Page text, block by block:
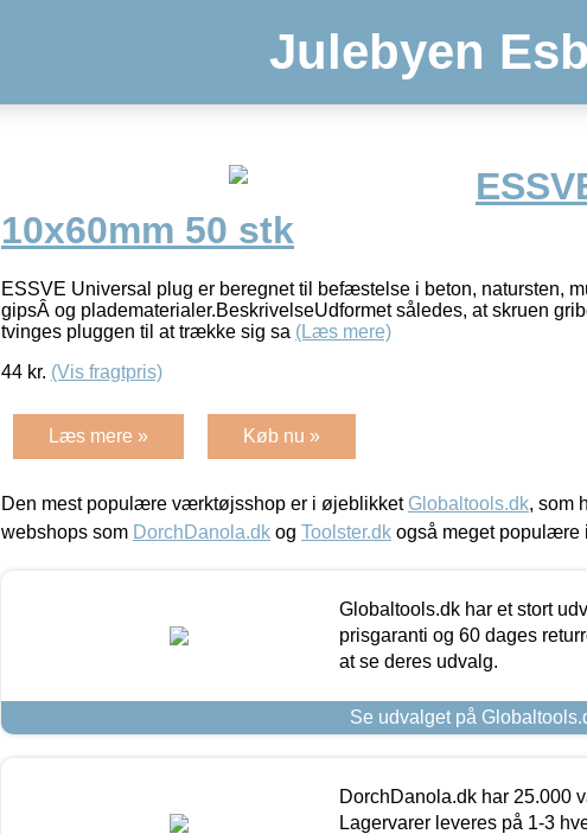
Julebyen
10x60mm 50 stk
ESSVE Universal plug er beregnet til befæstelse i beton, natursten,
gipsÂ og pladematerialer.BeskrivelseUdformet således, at skruen
tvinges pluggen til at trække sig sa (Læs mere)
44 kr. (Vis fragtpris)
Læs mere » Køb nu »
Den mest populære værktøjsshop er i øjeblikket Globaltools.dk, som
webshops som DorchDanola.dk og Toolster.dk også meget populære
Globaltools.dk har et stort
prisgaranti og 60 dages
at se deres udvalg.
Se udvalget på
DorchDanola.dk har 25.000
Lagervarer leveres på 1-3